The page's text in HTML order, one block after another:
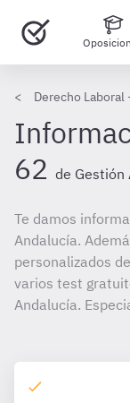
Derecho
62 de Gestión
Te damos
Andalucía.
personalizados
varios test
Andalucía.